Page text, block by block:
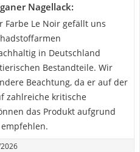
Nagellack:
Farbe Le Noir gefällt uns
in Deutschland
Bestandteile. Wir
Beachtung, da er auf der
zahlreiche kritische
das Produkt aufgrund